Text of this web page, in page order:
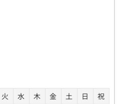
火 水 木 金 土 日
祝